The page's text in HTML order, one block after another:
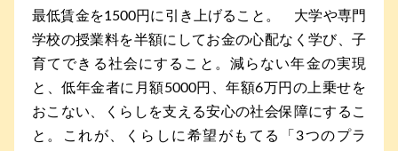
最低賃金を1500円に引き上げること。 大学や専門
学校の授業料を半額にしてお金の心配なく学び、子
育てできる社会にすること。減らない年金の実現
と、低年金者に月額5000円、年額6万円の上乗せを
おこない、くらしを支える安心の社会保障にするこ
と。これが、くらしに希望がもてる「3つのプラ